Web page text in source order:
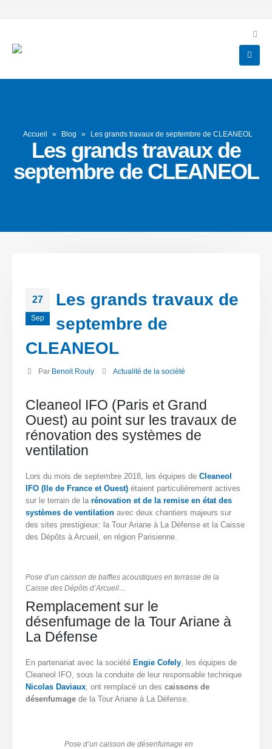
Accueil » Blog » Les grands travaux de septembre de CLEANEOL
Les grands travaux de
septembre de CLEANEOL
27
Sep
Les grands travaux de
septembre de
CLEANEOL
Par Benoit Rouly Actualité de la société
Cleaneol IFO (Paris et Grand
Ouest) au point sur les travaux de
rénovation des systèmes de
ventilation
Lors du mois de septembre 2018, les équipes deCleaneol
IFO (Ile de France et Ouest) étaient particulièrement actives
sur le terrain de larénovation et de la remise en état des
systèmes de ventilation avec deux chantiers majeurs sur
des sites prestigieux: la Tour Ariane à La Défense et la Caisse
des Dépôts à Arcueil, en région Parisienne.
Pose d’un caisson de baffles acoustiques en terrasse de la
Caisse des Dépôts d’Arcueil…
Remplacement sur le
désenfumage de la Tour Ariane à
La Défense
En partenariat avec la société Engie Cofely, les équipes de
Cleaneol IFO, sous la conduite de leur responsable technique
Nicolas Daviaux, ont remplacé un descaissons de
désenfumage de la Tour Ariane à La Défense.
Pose d’un caisson de désenfumage en